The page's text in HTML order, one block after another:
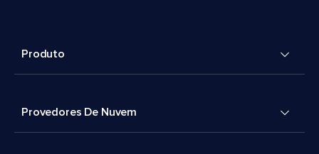
Produto
Provedores De Nuvem